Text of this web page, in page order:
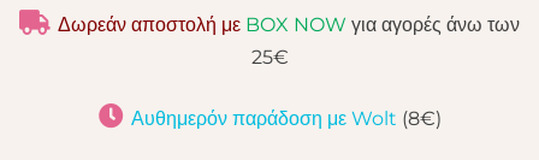
Δωρεάν αποστολή με BOX NOW για αγορές άνω των
25€
Αυθημερόν παράδοση με Wolt (8€)